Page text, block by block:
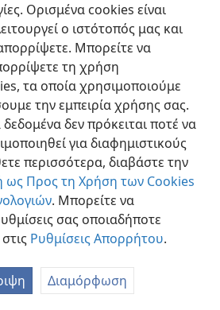
Ορισμένα cookies είναι
ο ιστότοπός μας και
Μπορείτε να
τη χρήση
τα οποία χρησιμοποιούμε
την εμπειρία χρήσης σας.
δεν πρόκειται ποτέ να
για διαφημιστικούς
περισσότερα, διαβάστε την
ως Προς τη Χρήση των Cookies
. Μπορείτε να
σας οποιαδήποτε
Ρυθμίσεις Απορρήτου.
Διαμόρφωση
Ο απόστολος Ιωάννης,
του Θεού να ρίχνη μια
μεγάλης μυλοπέτρας στη βαθιά
λέγη: «Ούτω με ορμήν θέλει
πόλις, και δεν θέλει ευρεθή
αίμα προφητών και αγίων,
επί της γης.» Αυτό
από τον φόνο χιλιάδων
του Ιεχωβά, το αίμα που εχύθη
πολέμους του αιώνος μας.
με ορμή θ’ αφαιρεθή
Παγκοσμίου Δυνάμεως.
ημέρα», η από μακρού
Ιεχωβά θα επέλθη εναντίον
θρησκευτικό της σύστημα θα